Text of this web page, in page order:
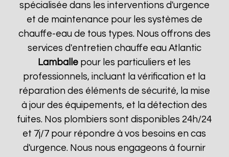
spécialisée dans les interventions d'urgence
et de maintenance pour les systèmes de
chauffe-eau de tous types. Nous offrons des
services d'entretien chauffe eau Atlantic
Lamballe pour les particuliers et les
professionnels, incluant la vérification et la
réparation des éléments de sécurité, la mise
à jour des équipements, et la détection des
fuites. Nos plombiers sont disponibles 24h/24
et 7j/7 pour répondre à vos besoins en cas
d'urgence. Nous nous engageons à fournir